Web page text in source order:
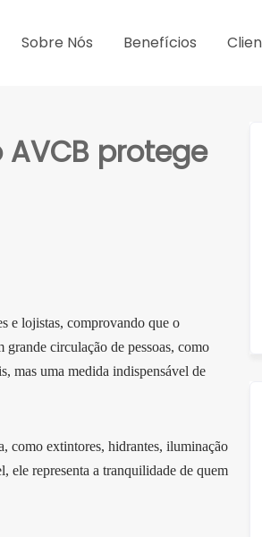
Sobre Nós Benefícios
protege
e lojistas, comprovando que o
circulação de pessoas, como
mas uma medida indispensável de
como extintores, hidrantes, iluminação
ele representa a tranquilidade de quem